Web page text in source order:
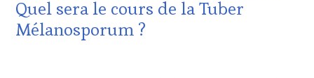
WINETASTINGVOUCHER.COM
ET
DE
Quel sera le cours de la Tuber
Mélanosporum ?